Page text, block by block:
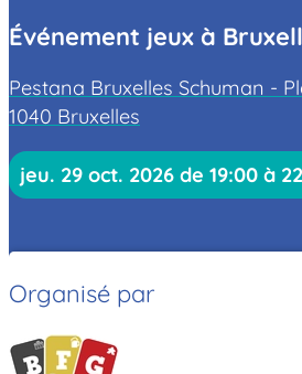
Événement jeux à
Pestana Bruxelles Schuman -
1040 Bruxelles
jeu. 29 oct. 2026 de 19:00 à
Organisé par